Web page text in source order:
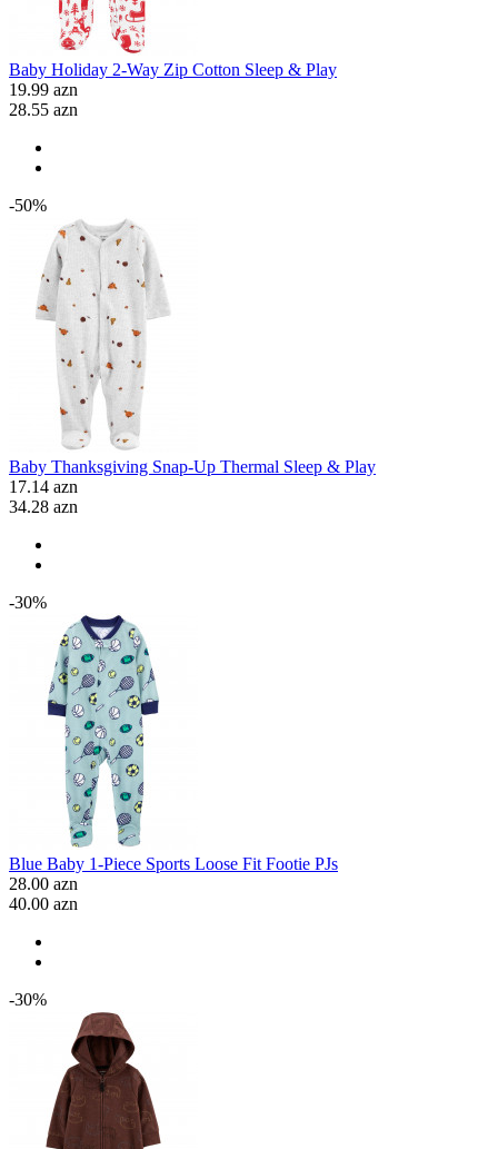
Baby Holiday 2-Way Zip Cotton Sleep & Play
19.99 azn
28.55 azn
-50%
Baby Thanksgiving Snap-Up Thermal Sleep & Play
17.14 azn
34.28 azn
-30%
Blue Baby 1-Piece Sports Loose Fit Footie PJs
28.00 azn
40.00 azn
-30%